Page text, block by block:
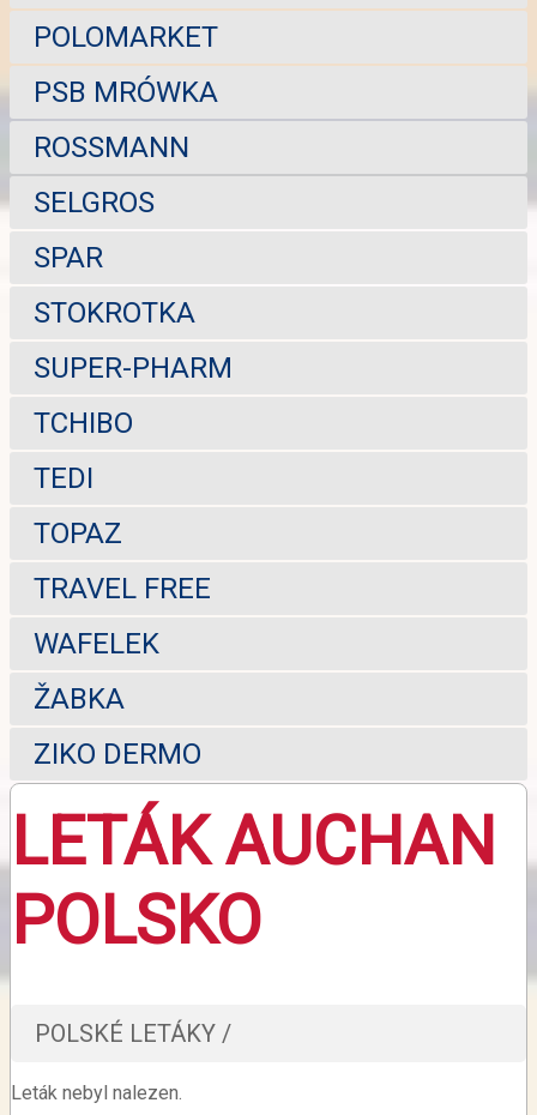
POLOMARKET
PSB MRÓWKA
ROSSMANN
SELGROS
SPAR
STOKROTKA
SUPER-PHARM
TCHIBO
TEDI
TOPAZ
TRAVEL FREE
WAFELEK
ŽABKA
ZIKO DERMO
LETÁK AUCHAN
POLSKO
POLSKÉ LETÁKY /
Leták nebyl nalezen.